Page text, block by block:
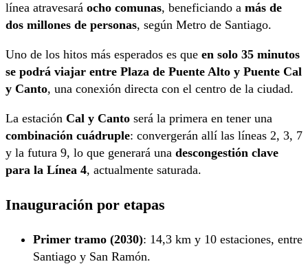
línea atravesará ocho comunas, beneficiando a más de
dos millones de personas, según Metro de Santiago.
Uno de los hitos más esperados es que en solo 35 minutos
se podrá viajar entre Plaza de Puente Alto y Puente Cal
y Canto, una conexión directa con el centro de la ciudad.
La estación Cal y Canto será la primera en tener una
combinación cuádruple: convergerán allí las líneas 2, 3, 7
y la futura 9, lo que generará una descongestión clave
para la Línea 4, actualmente saturada.
Inauguración por etapas
Primer tramo (2030): 14,3 km y 10 estaciones, entre
Santiago y San Ramón.